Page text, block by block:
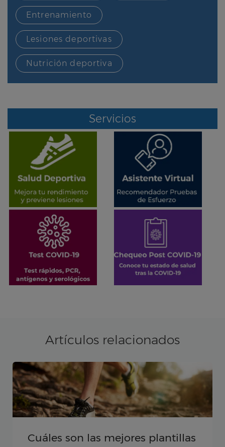
Entrenamiento
Lesiones deportivas
Nutrición deportiva
Servicios
Artículos relacionados
Plan de entrenamiento físico: